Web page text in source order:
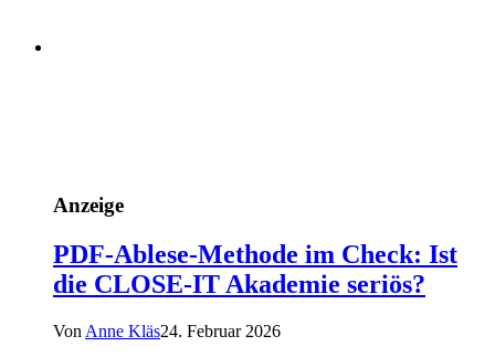
Anzeige
PDF-Ablese-Methode im Check: Ist
die CLOSE-IT Akademie seriös?
Von Anne Kläs24. Februar 2026